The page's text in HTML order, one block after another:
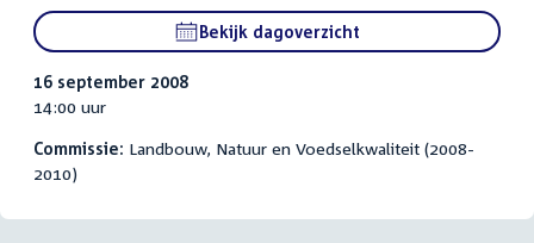
Bekijk dagoverzicht
16 september 2008
14:00 uur
Commissie: Landbouw, Natuur en Voedselkwaliteit (2008-
2010)